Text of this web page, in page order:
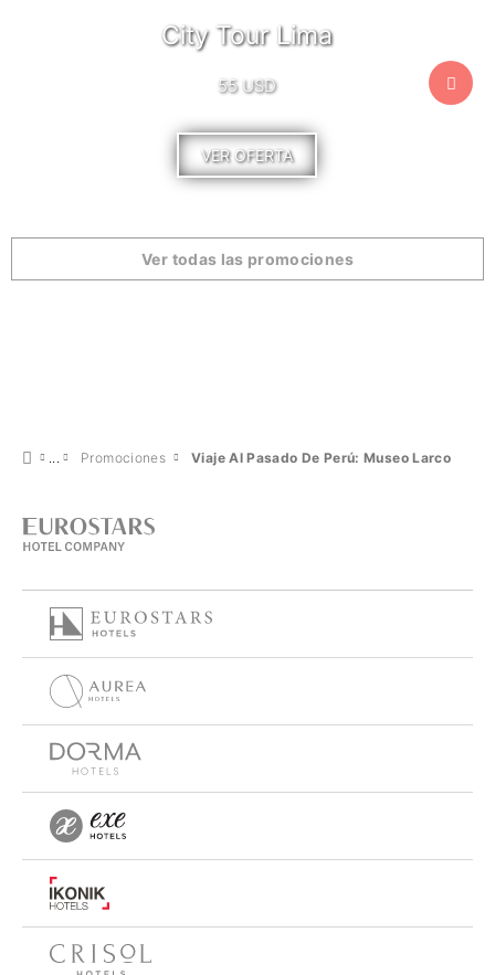
City Tour Lima
55 USD
VER OFERTA
Ver todas las promociones
Promociones Viaje Al Pasado De Perú: Museo Larco